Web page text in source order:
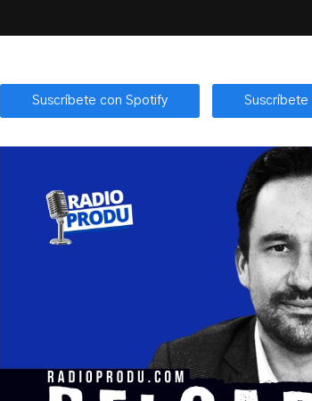
Suscríbete con Spotify Suscríbete